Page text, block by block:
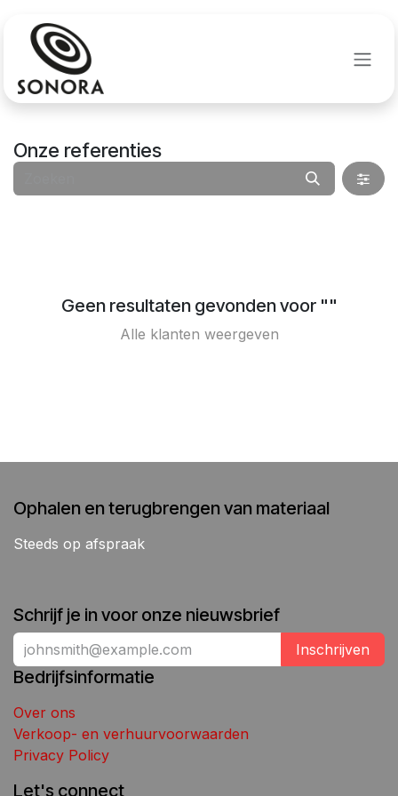
Onze referenties
Geen resultaten gevonden voor ""
Alle klanten weergeven
Ophalen en terugbrengen van materiaal
Steeds op afspraak
Schrijf je in voor onze nieuwsbrief
Inschrijven
Bedrijfsinformatie
Over ons
Verkoop- en verhuurvoorwaarden
Privacy Policy
Let's connect